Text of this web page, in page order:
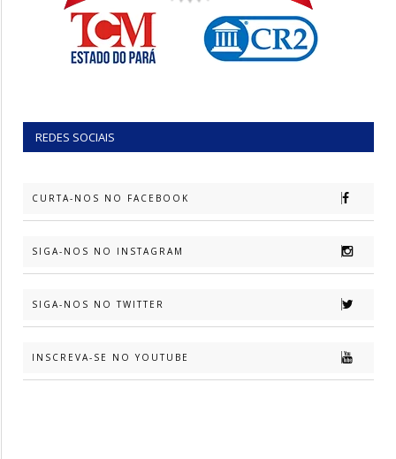
REDES SOCIAIS
CURTA-NOS NO FACEBOOK
SIGA-NOS NO INSTAGRAM
SIGA-NOS NO TWITTER
INSCREVA-SE NO YOUTUBE